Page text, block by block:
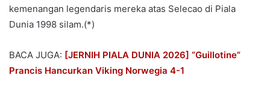
kemenangan legendaris mereka atas Selecao di Piala
Dunia 1998 silam.(*)
BACA JUGA: [JERNIH PIALA DUNIA 2026] “Guillotine”
Prancis Hancurkan Viking Norwegia 4-1